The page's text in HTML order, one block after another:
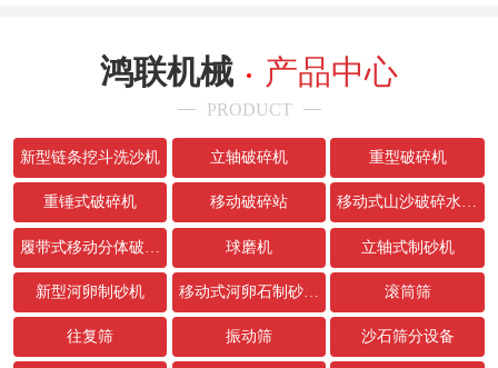
鸿联机械 产品中心
PRODUCT
新型链条挖斗洗沙机 立轴破碎机 重型破碎机
重锤式破碎机 移动破碎站 移动式山沙破碎水洗设备
球磨机 立轴式制砂机
新型河卵制砂机 移动式河卵石制砂生产线 滚筒筛
往复筛 振动筛 沙石筛分设备